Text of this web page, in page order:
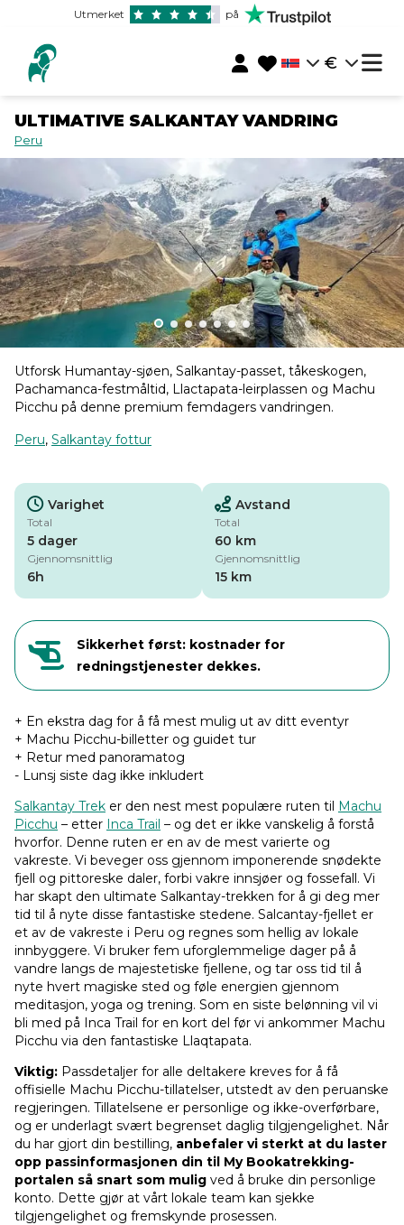
Utmerket på
€
ULTIMATIVE SALKANTAY VANDRING
Peru
Utforsk Humantay-sjøen, Salkantay-passet, tåkeskogen,
Pachamanca-festmåltid, Llactapata-leirplassen og Machu
Picchu på denne premium femdagers vandringen.
Peru, Salkantay fottur
Varighet
Total
5 dager
Gjennomsnittlig
6h
Avstand
Total
60 km
Gjennomsnittlig
15 km
Sikkerhet først: kostnader for
redningstjenester dekkes.
+ En ekstra dag for å få mest mulig ut av ditt eventyr
+ Machu Picchu-billetter og guidet tur
+ Retur med panoramatog
- Lunsj siste dag ikke inkludert
Salkantay Trek er den nest mest populære ruten til Machu
Picchu – etter Inca Trail – og det er ikke vanskelig å forstå
hvorfor. Denne ruten er en av de mest varierte og
vakreste. Vi beveger oss gjennom imponerende snødekte
fjell og pittoreske daler, forbi vakre innsjøer og fossefall. Vi
har skapt den ultimate Salkantay-trekken for å gi deg mer
tid til å nyte disse fantastiske stedene. Salcantay-fjellet er
et av de vakreste i Peru og regnes som hellig av lokale
innbyggere. Vi bruker fem uforglemmelige dager på å
vandre langs de majestetiske fjellene, og tar oss tid til å
nyte hvert magiske sted og føle energien gjennom
meditasjon, yoga og trening. Som en siste belønning vil vi
bli med på Inca Trail for en kort del før vi ankommer Machu
Picchu via den fantastiske Llaqtapata.
Viktig: Passdetaljer for alle deltakere kreves for å få
offisielle Machu Picchu-tillatelser, utstedt av den peruanske
regjeringen. Tillatelsene er personlige og ikke-overførbare,
og er underlagt svært begrenset daglig tilgjengelighet. Når
du har gjort din bestilling, anbefaler vi sterkt at du laster
opp passinformasjonen din til My Bookatrekking-
portalen så snart som mulig ved å bruke din personlige
konto. Dette gjør at vårt lokale team kan sjekke
tilgjengelighet og fremskynde prosessen.